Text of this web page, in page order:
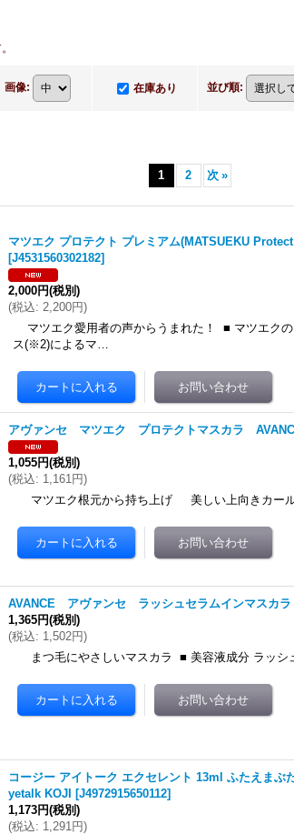
画像: 在庫あり 並び順:
1 2 次 »
マツエク プロテクト プレミアム(MATSUEKU
[J4531560302182]
2,000円(税別)
(税込: 2,200円)
マツエク愛用者の声からうまれた！ ■ マツエク
ス(※2)によるマ…
アヴァンセ マツエク プロテクトマスカラ
1,055円(税別)
(税込: 1,161円)
マツエク根元から持ち上げ 美しい上向きカー
AVANCE アヴァンセ ラッシュセラムインマスカ
1,365円(税別)
(税込: 1,502円)
まつ毛にやさしいマスカラ ■ 美容液成分 ラッシ
コージー アイトーク エクセレント 13ml ふたえまぶ
yetalk KOJI
[J4972915650112]
1,173円(税別)
(税込: 1,291円)